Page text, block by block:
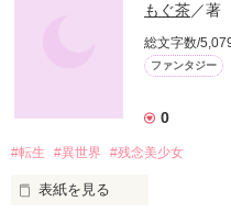
スターツ出版小説投稿サ
賞」野いちご！会場
˚✩∗*ﾟ⋆｡˚✩☪︎⋆｡˚
×
もぐ茶／著
総文字数/
ファンタジー
0
#転生 #異世界 #残念美少女
表紙を見る